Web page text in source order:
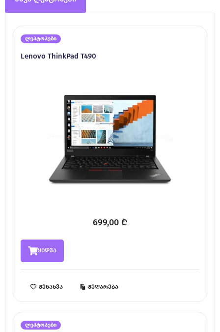
ლეპტოპები
Lenovo ThinkPad T490
699,00 ₾
ყიდვა
შენახვა შედარება
ლეპტოპები